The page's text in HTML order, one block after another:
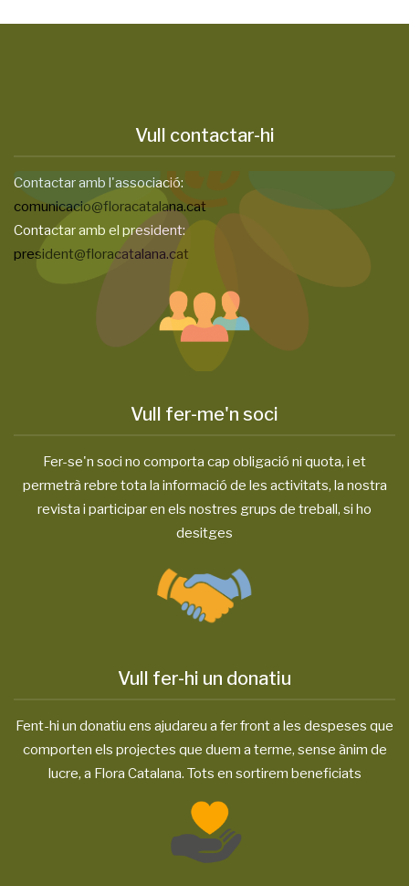
Vull contactar-hi
Contactar amb l'associació:
comunicacio@floracatalana.cat
Contactar amb el president:
president@floracatalana.cat
Vull fer-me'n soci
Fer-se'n soci no comporta cap obligació ni quota, i et
permetrà rebre tota la informació de les activitats, la nostra
revista i participar en els nostres grups de treball, si ho
desitges
Vull fer-hi un donatiu
Fent-hi un donatiu ens ajudareu a fer front a les despeses que
comporten els projectes que duem a terme, sense ànim de
lucre, a Flora Catalana. Tots en sortirem beneficiats